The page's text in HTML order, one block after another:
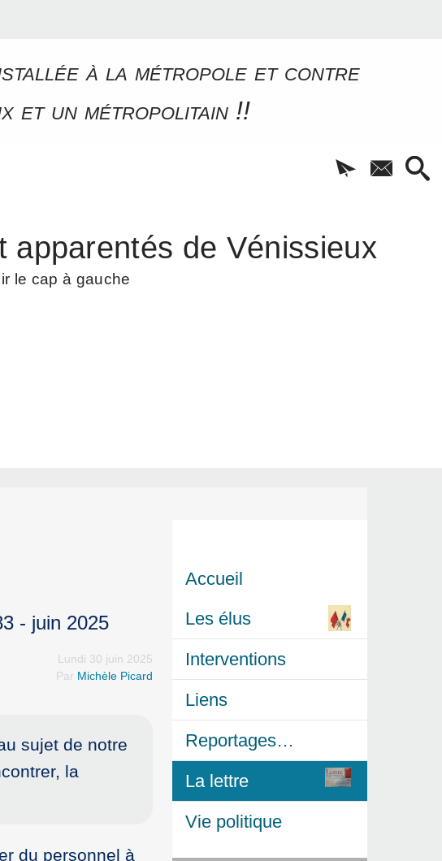
à la métropole et contre
et un métropolitain !!
apparentés de Vénissieux
le cap à gauche
- juin 2025
Lundi 30 juin 2025
Par Michèle Picard
sujet de notre
la
du personnel à
Accueil
Les élus
Interventions
Liens
Reportages…
La lettre
Vie politique